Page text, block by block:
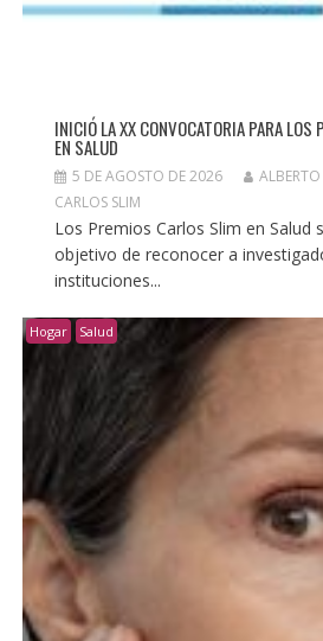
INICIÓ LA XX CONVOCATORIA PARA LOS
EN SALUD
5 DE AGOSTO DE 2026
CARLOS SLIM
Los Premios Carlos Slim en Salud
objetivo de reconocer a
instituciones...
Hogar Salud